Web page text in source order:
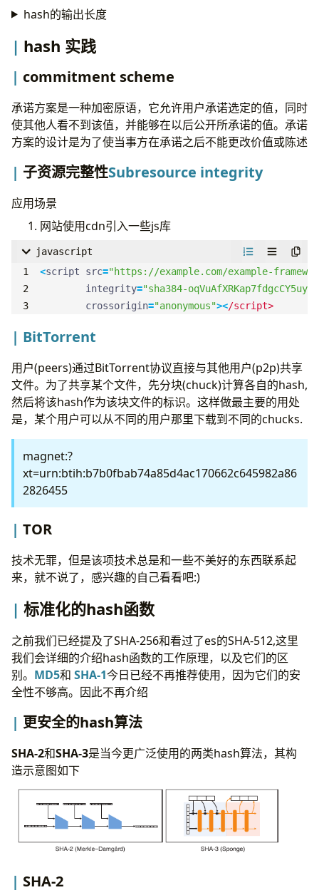
hash的输出长度
hash 实践
commitment scheme
承诺方案是一种加密原语，它允许用户承诺选定的值，同时
使其他人看不到该值，并能够在以后公开所承诺的值。承诺
方案的设计是为了使当事方在承诺之后不能更改价值或陈述
子资源完整性Subresource integrity
应用场景
网站使用cdn引入一些js库
javascript
<script src="https://example.com/example-
integrity="sha384-
crossorigin="anonymous"></script>
BitTorrent
用户(peers)通过BitTorrent协议直接与其他用户(p2p)共享
文件。为了共享某个文件，先分块(chuck)计算各自的hash,
然后将该hash作为该块文件的标识。这样做最主要的用处
是，某个用户可以从不同的用户那里下载到不同的chucks.
magnet:?
xt=urn:btih:b7b0fbab74a85d4ac170662c645982a86
2826455
TOR
技术无罪，但是该项技术总是和一些不美好的东西联系起
来，就不说了，感兴趣的自己看看吧:)
标准化的hash函数
之前我们已经提及了SHA-256和看过了es的SHA-512,这里
我们会详细的介绍hash函数的工作原理，以及它们的区
别。 MD5和 SHA-1今日已经不再推荐使用，因为它们的安
全性不够高。因此不再介绍
更安全的hash算法
SHA-2和SHA-3是当今更广泛使用的两类hash算法，其构
造示意图如下
SHA-2